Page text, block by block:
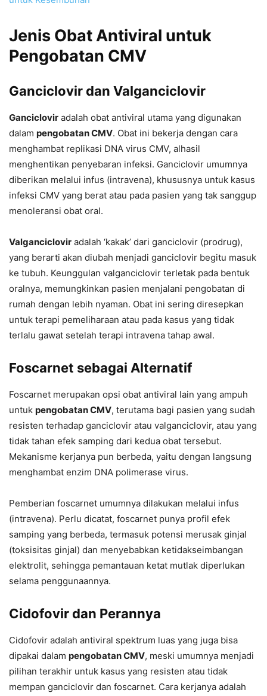
Jenis Obat Antiviral untuk
Pengobatan CMV
Ganciclovir dan Valganciclovir
Ganciclovir adalah obat antiviral utama yang digunakan
dalam pengobatan CMV. Obat ini bekerja dengan cara
menghambat replikasi DNA virus CMV, alhasil
menghentikan penyebaran infeksi. Ganciclovir umumnya
diberikan melalui infus (intravena), khususnya untuk kasus
infeksi CMV yang berat atau pada pasien yang tak sanggup
menoleransi obat oral.
Valganciclovir adalah ‘kakak’ dari ganciclovir (prodrug),
yang berarti akan diubah menjadi ganciclovir begitu masuk
ke tubuh. Keunggulan valganciclovir terletak pada bentuk
oralnya, memungkinkan pasien menjalani pengobatan di
rumah dengan lebih nyaman. Obat ini sering diresepkan
untuk terapi pemeliharaan atau pada kasus yang tidak
terlalu gawat setelah terapi intravena tahap awal.
Foscarnet sebagai Alternatif
Foscarnet merupakan opsi obat antiviral lain yang ampuh
untuk pengobatan CMV, terutama bagi pasien yang sudah
resisten terhadap ganciclovir atau valganciclovir, atau yang
tidak tahan efek samping dari kedua obat tersebut.
Mekanisme kerjanya pun berbeda, yaitu dengan langsung
menghambat enzim DNA polimerase virus.
Pemberian foscarnet umumnya dilakukan melalui infus
(intravena). Perlu dicatat, foscarnet punya profil efek
samping yang berbeda, termasuk potensi merusak ginjal
(toksisitas ginjal) dan menyebabkan ketidakseimbangan
elektrolit, sehingga pemantauan ketat mutlak diperlukan
selama penggunaannya.
Cidofovir dan Perannya
Cidofovir adalah antiviral spektrum luas yang juga bisa
dipakai dalam pengobatan CMV, meski umumnya menjadi
pilihan terakhir untuk kasus yang resisten atau tidak
mempan ganciclovir dan foscarnet. Cara kerjanya adalah